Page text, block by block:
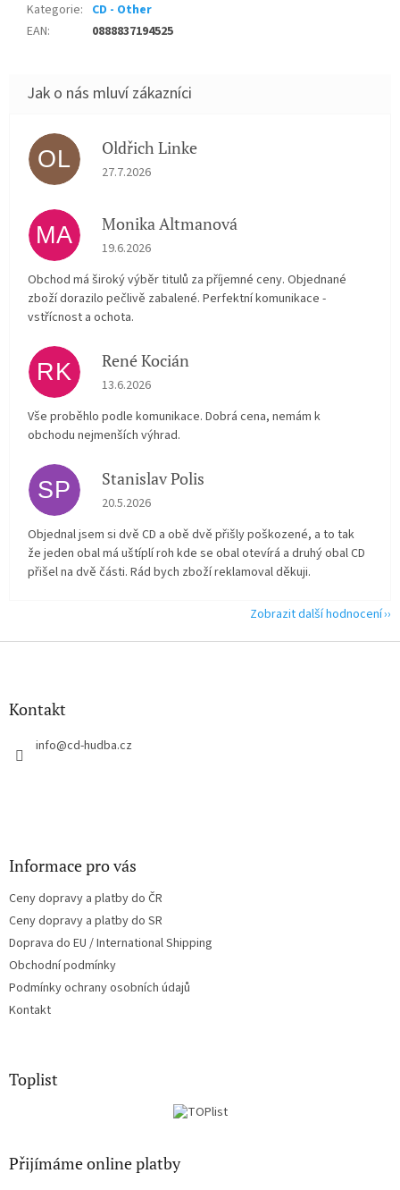
Kategorie: CD - Other
EAN: 0888837194525
OL Oldřich Linke
Hodnocení obchodu je 5 z 5 hvězdiček.
27.7.2026
MA Monika Altmanová
Hodnocení obchodu je 5 z 5 hvězdiček.
19.6.2026
Obchod má široký výběr titulů za příjemné ceny. Objednané
zboží dorazilo pečlivě zabalené. Perfektní komunikace -
vstřícnost a ochota.
RK René Kocián
Hodnocení obchodu je 5 z 5 hvězdiček.
13.6.2026
Vše proběhlo podle komunikace. Dobrá cena, nemám k
obchodu nejmenších výhrad.
SP Stanislav Polis
Hodnocení obchodu je 2 z 5 hvězdiček.
20.5.2026
Objednal jsem si dvě CD a obě dvě přišly poškozené, a to tak
že jeden obal má uštíplí roh kde se obal otevírá a druhý obal CD
přišel na dvě části. Rád bych zboží reklamoval děkuji.
Zobrazit další hodnocení
Z
Kontakt
info@cd-hudba.cz
Informace pro vás
Ceny dopravy a platby do ČR
Ceny dopravy a platby do SR
Doprava do EU / International Shipping
Obchodní podmínky
Podmínky ochrany osobních údajů
Kontakt
Toplist
Přijímáme online platby